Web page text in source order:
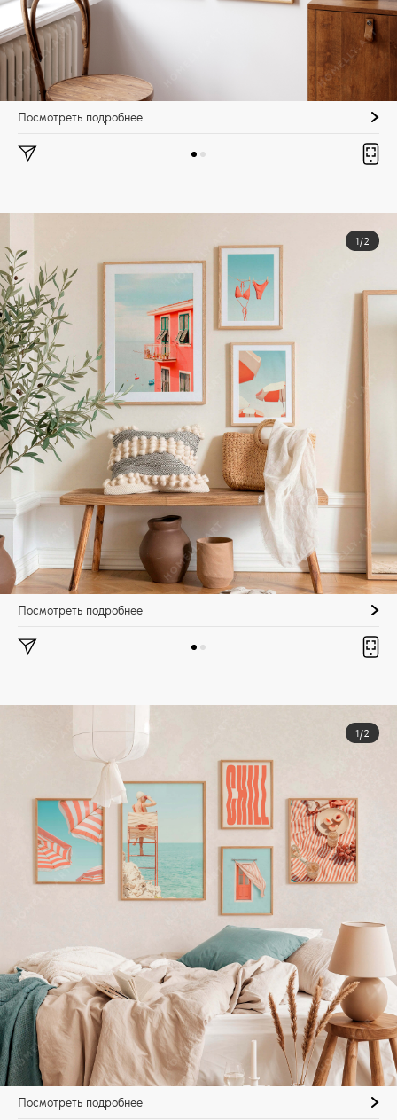
Посмотреть подробнее
1/2
Посмотреть подробнее
1/2
Посмотреть подробнее